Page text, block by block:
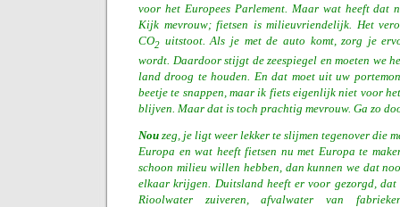
voor het Europees Parlement. Maar wat heeft dat
Kijk mevrouw; fietsen is milieuvriendelijk. Het
CO2 uitstoot. Als je met de auto komt, zorg je
wordt. Daardoor stijgt de zeespiegel en moeten we
land droog te houden. En dat moet uit uw
beetje te snappen, maar ik fiets eigenlijk niet voor
blijven. Maar dat is toch prachtig mevrouw. Ga zo
Nou zeg, je ligt weer lekker te slijmen tegenover die
Europa en wat heeft fietsen nu met Europa te
schoon milieu willen hebben, dan kunnen we dat
elkaar krijgen. Duitsland heeft er voor gezorgd,
Rioolwater zuiveren, afvalwater van